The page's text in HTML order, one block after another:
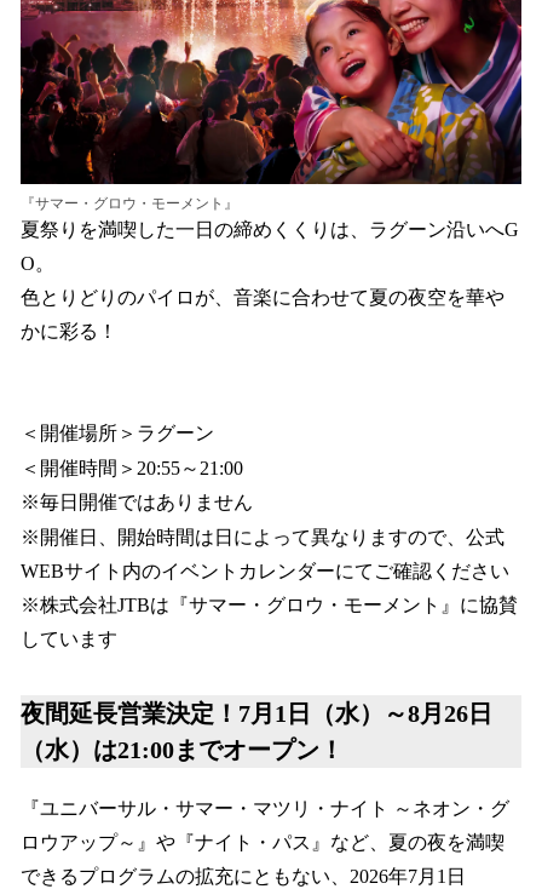
『サマー・グロウ・モーメント』
夏祭りを満喫した一日の締めくくりは、ラグーン沿いへG
O。
色とりどりのパイロが、音楽に合わせて夏の夜空を華や
かに彩る！
＜開催場所＞ラグーン
＜開催時間＞20:55～21:00
※毎日開催ではありません
※開催日、開始時間は日によって異なりますので、公式
WEBサイト内のイベントカレンダーにてご確認ください
※株式会社JTBは『サマー・グロウ・モーメント』に協賛
しています
夜間延長営業決定！7月1日（水）～8月26日
（水）は21:00までオープン！
『ユニバーサル・サマー・マツリ・ナイト ～ネオン・グ
ロウアップ～』や『ナイト・パス』など、夏の夜を満喫
できるプログラムの拡充にともない、2026年7月1日